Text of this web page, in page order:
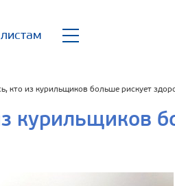
кто из курильщиков больше рискует
курильщиков